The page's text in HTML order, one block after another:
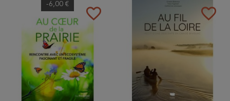
favorite_border
-6,00 €
favorite_border